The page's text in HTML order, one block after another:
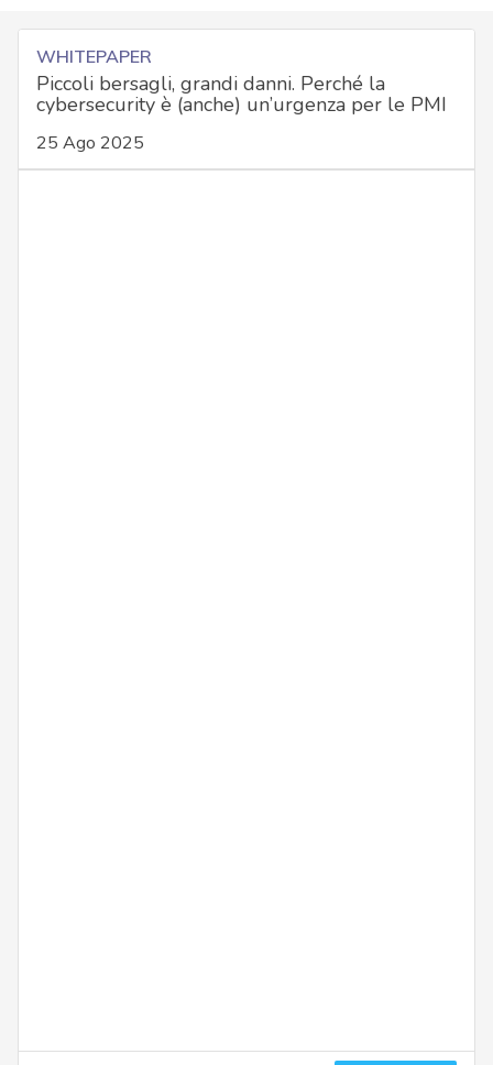
WHITEPAPER
Piccoli bersagli, grandi danni. Perché la
cybersecurity è (anche) un’urgenza per le PMI
25 Ago 2025